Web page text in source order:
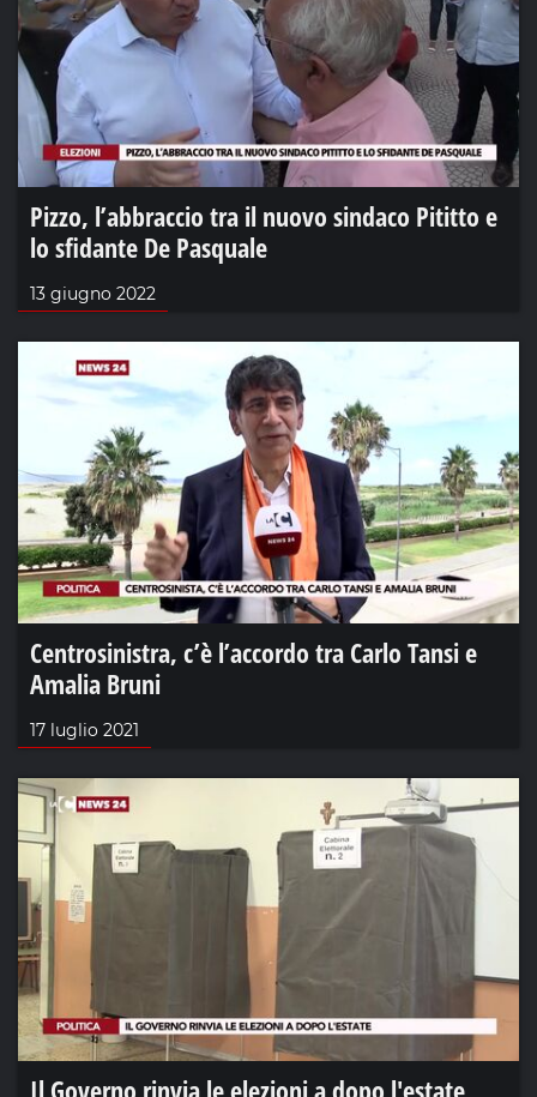
Pizzo, l’abbraccio tra il nuovo sindaco Pititto e
lo sfidante De Pasquale
13 giugno 2022
Centrosinistra, c’è l’accordo tra Carlo Tansi e
Amalia Bruni
17 luglio 2021
Il Governo rinvia le elezioni a dopo l'estate